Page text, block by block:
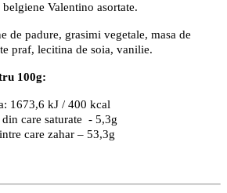
Valentino asortate.
de padure, grasimi vegetale, masa de
praf, lecitina de soia, vanilie.
100g:
1673,6 kJ / 400 kcal
care saturate - 5,3g
care zahar – 53,3g